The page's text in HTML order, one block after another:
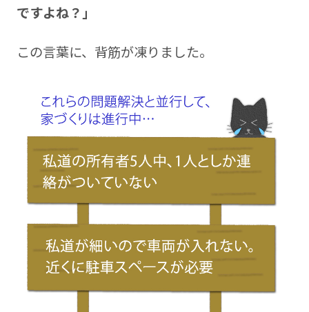
ですよね？」
この言葉に、背筋が凍りました。